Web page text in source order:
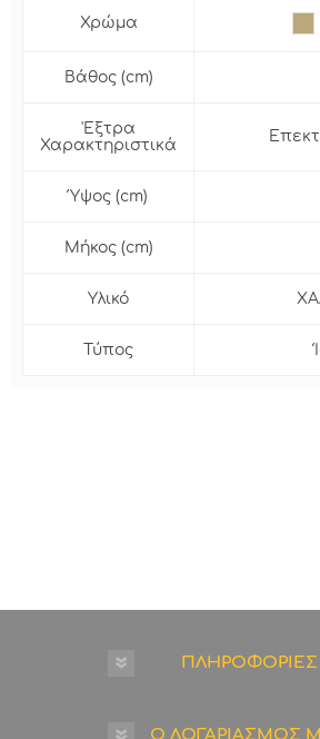
Χρώμα
Βάθος (cm)
'Εξτρα
Χαρακτηριστικά
Ύψος (cm)
Μήκος (cm)
Υλικό
Τύπος
ΠΛΗΡΟΦΟΡΙΕΣ
Ο ΛΟΓΑΡΙΑΣΜΟΣ